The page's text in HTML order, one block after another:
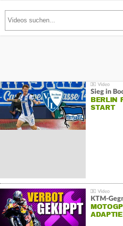
Sieg in
BERLIN
START
KTM-